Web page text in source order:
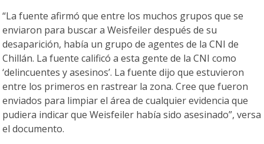
“La fuente afirmó que entre los muchos grupos que se
enviaron para buscar a Weisfeiler después de su
desaparición, había un grupo de agentes de la CNI de
Chillán. La fuente calificó a esta gente de la CNI como
‘delincuentes y asesinos’. La fuente dijo que estuvieron
entre los primeros en rastrear la zona. Cree que fueron
enviados para limpiar el área de cualquier evidencia que
pudiera indicar que Weisfeiler había sido asesinado”, versa
el documento.